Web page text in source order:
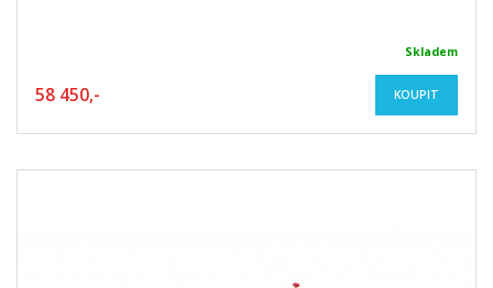
Skladem
58 450,- KOUPIT